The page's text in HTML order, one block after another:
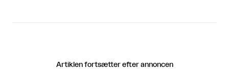
Artiklen fortsætter efter annoncen